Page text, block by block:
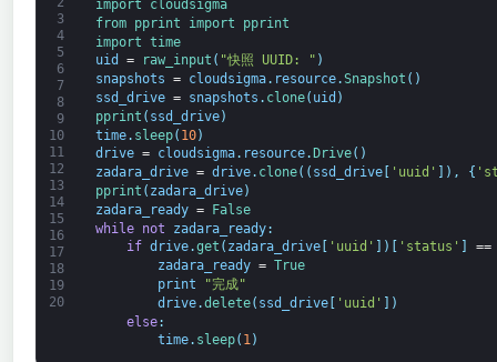
3
4
5
6
7
8
9
10
11
12
13
14
15
16
17
18
19
20
import
cloudsigma
from pprint import
pprint
import time
uid
= raw_input ( "快照 UUID: " )
snapshots = cloudsigma. resource.Snapshot ( )
ssd_drive = snapshots . clone( uid )
pprint ( ssd_drive)
time. sleep( 10)
drive = cloudsigma. resource. Drive( )
zadara_drive = drive. clone( ( ssd_drive[ 'uuid' ) , {
pprint ( zadara_drive)
zadara_ready =
False
while
not zadara_ready:
if drive.get ( zadara_drive[ 'uuid' ) 'status'
==
zadara_ready = True
print
"完成"
drive.delete( ssd_drive[ 'uuid' ] )
else:
time. sleep( 1)